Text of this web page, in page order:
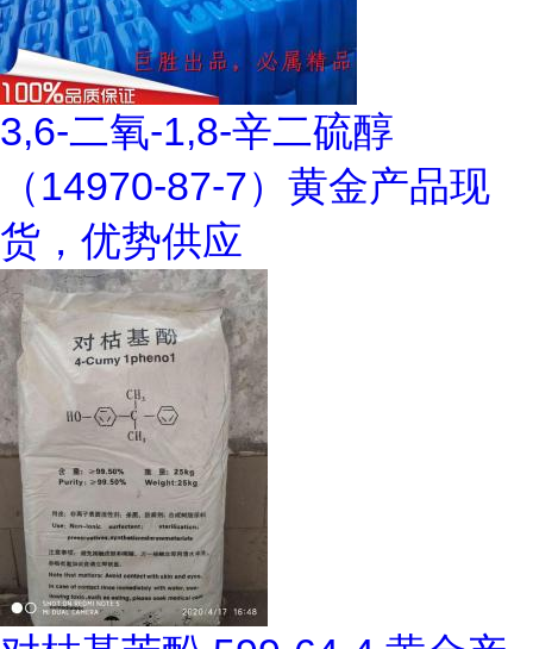
3,6-二氧-1,8-辛二硫醇
（14970-87-7）黄金产品现
货，优势供应